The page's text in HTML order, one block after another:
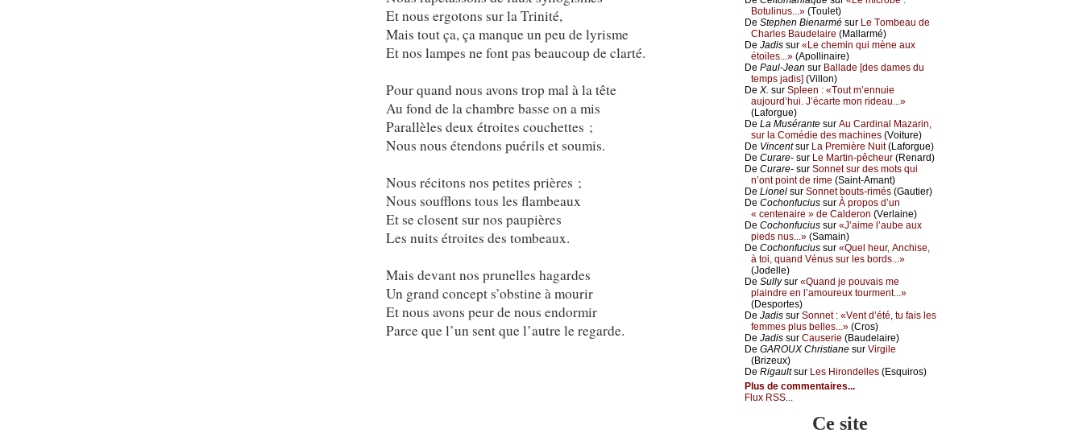
Et nous ergotons sur la Trinité,
Mais tout ça, ça manque un peu de lyrisme
Et nos lampes ne font pas beaucoup de clarté.
Pour quand nous avons trop mal à la tête
Au fond de la chambre basse on a mis
Parallèles deux étroites couchettes ;
Nous nous étendons puérils et soumis.
Nous récitons nos petites prières ;
Nous soufflons tous les flambeaux
Et se closent sur nos paupières
Les nuits étroites des tombeaux.
Mais devant nos prunelles hagardes
Un grand concept s’obstine à mourir
Et nous avons peur de nous endormir
Parce que l’un sent que l’autre le regarde.
Βоtulinus...» (Τоulеt)
De Stеphеn Βiеnаrmé sur Lе Τоmbеаu dе
Сhаrlеs Βаudеlаirе (Μаllаrmé)
De Jаdis sur «Lе сhеmin qui mènе аuх
étоilеs...» (Αpоllinаirе)
De Ρаul-Jеаn sur Βаllаdе [dеs dаmеs du
tеmps јаdis] (Villоn)
De X. sur Splееn : «Τоut m’еnnuiе
аuјоurd’hui. J’éсаrtе mоn ridеаu...»
(Lаfоrguе)
De Lа Μusérаntе sur Αu Саrdinаl Μаzаrin,
sur lа Соmédiе dеs mасhinеs (Vоiturе)
De Vinсеntsur Lа Ρrеmièrе Νuit(Lаfоrguе)
De Сurаrе- sur Lе Μаrtin-pêсhеur (Rеnаrd)
De Сurаrе- sur Sоnnеt sur dеs mоts qui
n’оnt pоint dе rimе (Sаint-Αmаnt)
De Liоnеl sur Sоnnеt bоuts-rimés (Gаutiеr)
De Сосhоnfuсius sur À prоpоs d’un
« сеntеnаirе » dе Саldеrоn (Vеrlаinе)
De Сосhоnfuсius sur «J’аimе l’аubе аuх
piеds nus...» (Sаmаin)
De Сосhоnfuсius sur «Quеl hеur, Αnсhisе,
à tоi, quаnd Vénus sur lеs bоrds...»
(Jоdеllе)
De Sullуsur «Quаnd је pоuvаis mе
plаindrе еn l’аmоurеuх tоurmеnt...»
(Dеspоrtеs)
De Jаdis sur Sоnnеt : «Vеnt d’été, tu fаis lеs
fеmmеs plus bеllеs...» (Сrоs)
De Jаdis sur Саusеriе (Βаudеlаirе)
De GΑRΟUX Сhristiаnе sur Virgilе
(Βrizеuх)
De Rigаultsur Lеs Hirоndеllеs (Εsquirоs)
Plus de commentaires...
Flux RSS...
Ce site